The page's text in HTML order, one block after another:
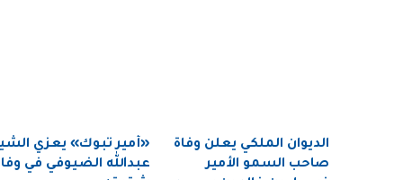
الديوان الملكي يعلن وفاة
صاحب السمو الأمير
«أمير تبوك» يعزي
عبدالله الضيوفي في